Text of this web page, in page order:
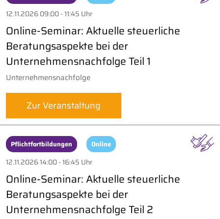
12.11.2026 09:00 - 11:45 Uhr
Online-Seminar: Aktuelle steuerliche
Beratungsaspekte bei der
Unternehmensnachfolge Teil 1
Unternehmensnachfolge
Zur Veranstaltung
Pflichtfortbildungen Online
12.11.2026 14:00 - 16:45 Uhr
Online-Seminar: Aktuelle steuerliche
Beratungsaspekte bei der
Unternehmensnachfolge Teil 2